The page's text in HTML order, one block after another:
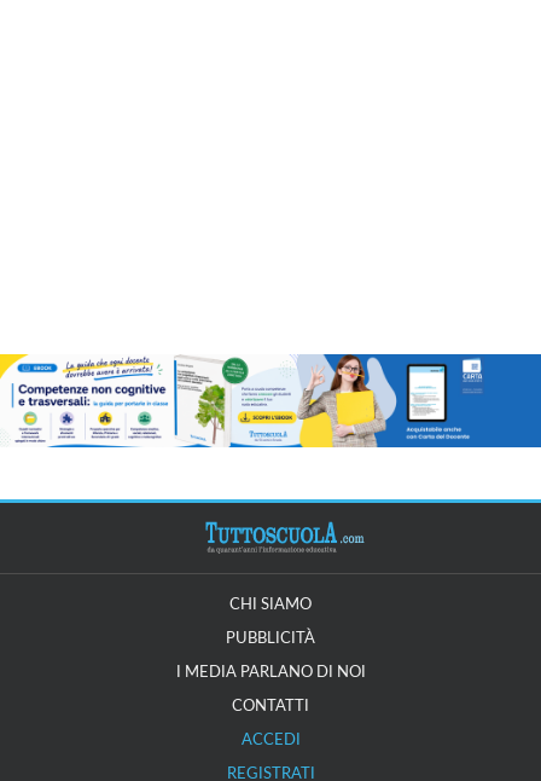
CHI SIAMO
PUBBLICITÀ
I MEDIA PARLANO DI NOI
CONTATTI
ACCEDI
REGISTRATI